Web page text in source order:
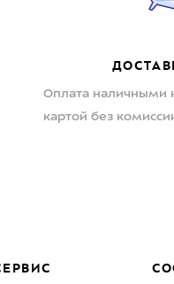
Оплата наличными
картой без